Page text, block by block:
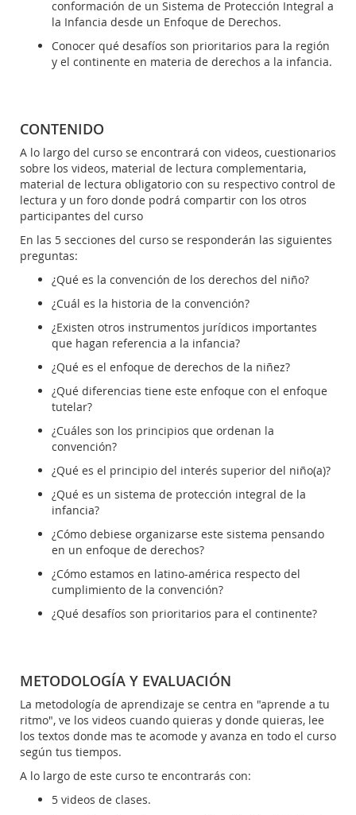
conformación de un Sistema de Protección Integral a
la Infancia desde un Enfoque de Derechos.
Conocer qué desafíos son prioritarios para la región
y el continente en materia de derechos a la infancia.
CONTENIDO
A lo largo del curso se encontrará con videos, cuestionarios
sobre los videos, material de lectura complementaria,
material de lectura obligatorio con su respectivo control de
lectura y un foro donde podrá compartir con los otros
participantes del curso
En las 5 secciones del curso se responderán las siguientes
preguntas:
¿Qué es la convención de los derechos del niño?
¿Cuál es la historia de la convención?
¿Existen otros instrumentos jurídicos importantes
que hagan referencia a la infancia?
¿Qué es el enfoque de derechos de la niñez?
¿Qué diferencias tiene este enfoque con el enfoque
tutelar?
¿Cuáles son los principios que ordenan la
convención?
¿Qué es el principio del interés superior del niño(a)?
¿Qué es un sistema de protección integral de la
infancia?
¿Cómo debiese organizarse este sistema pensando
en un enfoque de derechos?
¿Cómo estamos en latino-américa respecto del
cumplimiento de la convención?
¿Qué desafíos son prioritarios para el continente?
METODOLOGÍA Y EVALUACIÓN
La metodología de aprendizaje se centra en "aprende a tu
ritmo", ve los videos cuando quieras y donde quieras, lee
los textos donde mas te acomode y avanza en todo el curso
según tus tiempos.
A lo largo de este curso te encontrarás con:
5 videos de clases.